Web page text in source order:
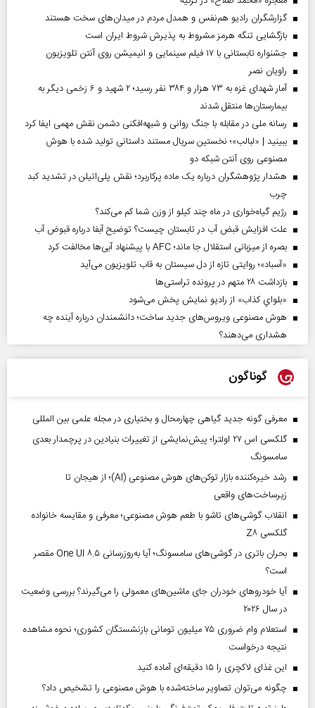
گزارشگران رادیو هم‌نفس و همدل مردم در میدان‌های سخت هستند
بازگشایی تنگه هرمز مشروط به پذیرش شروط ایران است
جشنواره تابستانی با ۱۷ فیلم سینمایی و انیمیشن روی آنتن تلویزیون
راویان نصر
آمار شهدای غزه به ۷۳ هزار و ۳۸۴ نفر رسید؛ ۲ شهید و ۶ زخمی دیگر به
بیمارستان‌ها منتقل شدند
رسانه ملی در مقابله با جنگ روانی و شبهه‌افکنی دشمن نقش مهمی ایفا کرد
ببینید | «لبالب»؛ نخستین سریال مستند داستانی تولید شده با هوش
مصنوعی روی آنتن شبکه دو
هشدار پژوهشگران درباره یک ماده پرکاربرد؛ نقش پلی‌اتیلن در تشدید کبد
چرب
رژیم گیاه‌خواری در ماه چند کیلو از وزن شما کم می‌کند؟
علت افزایش قبض آب در تابستان چیست؟ توضیح آبفا درباره قبوض آب
بصره از میزبانی استقلال جا ماند؛ AFC با پیشنهاد آبی‌ها مخالفت کرد
«آسباد»؛ روایتی تازه از دل سیستان به قاب تلویزیون می‌آید
بازداشت ۲۸ متهم در پرونده تراستی‌ها
«بلواي کذاب» از رادیو نمایش پخش می‌شود
هوش مصنوعی ویروس‌های جدید ساخت؛ دانشمندان درباره آینده چه
هشداری می‌دهند؟
گوناگون
معرفی گونه جدید گیاهی چهارمحال و بختیاری در مجله علمی بین المللی
گلکسی اس ۲۷ اولترا؛ پیش‌نمایشی از تغییرات بنیادین در پرچمدار بعدی
سامسونگ
رشد خیره‌کننده بازار توکن‌های هوش مصنوعی (AI)؛ از هیجان تا
زیرساخت‌های واقعی
انقلاب گوشی‌های تاشو‌ با طعم هوش مصنوعی؛ معرفی و مقایسه خانواده
گلکسی Z۸
بحران باتری در گوشی‌های سامسونگ؛ آیا به‌روزرسانی One UI ۸.۵ مقصر
است؟
آیا خودروهای خودران جای ماشین‌های معمولی را می‌گیرند؟ بررسی وضعیت
در سال ۲۰۲۶
استعلام وام ضروری ۷۵ میلیون تومانی بازنشستگان کشوری؛ نحوه مشاهده
نتیجه درخواست
این غذای لاکچری را ۱۵ دقیقه‌ای آماده کنید
چگونه می‌توان تصاویر ساخته‌شده با هوش مصنوعی را تشخیص داد؟